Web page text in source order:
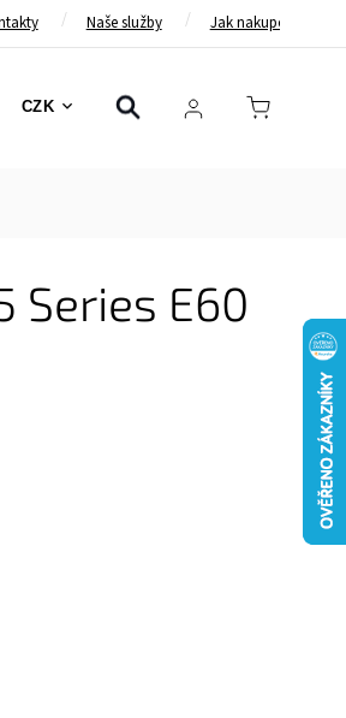
Naše služby Jak nakupovat
CZK
pásy Bezpečnostní rámy
Series E60